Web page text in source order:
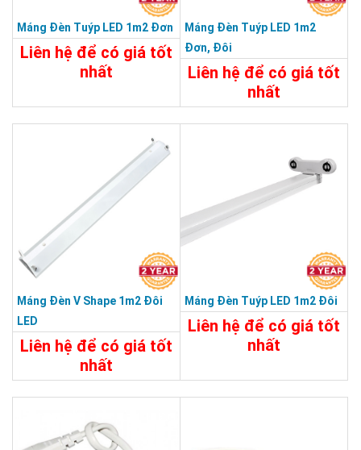
Máng Đèn Tuýp LED 1m2 Đơn
Liên hệ để có giá tốt
nhất
Máng Đèn Tuýp LED 1m2
Đơn, Đôi
Liên hệ để có giá tốt
nhất
25.000đ
Máng Đèn V Shape 1m2 Đôi
LED
Liên hệ để có giá tốt
nhất
195.000đ
Máng Đèn Tuýp LED 1m2 Đôi
Liên hệ để có giá tốt
nhất